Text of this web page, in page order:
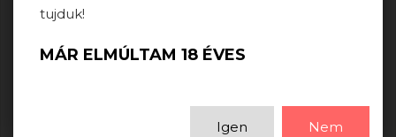
BORAINK SOMMELIER SZEMMEL
Mit gondolnak a sommelier barátaink egy-egy borról...
tujduk!
MÁR ELMÚLTAM 18 ÉVES
Igen Nem